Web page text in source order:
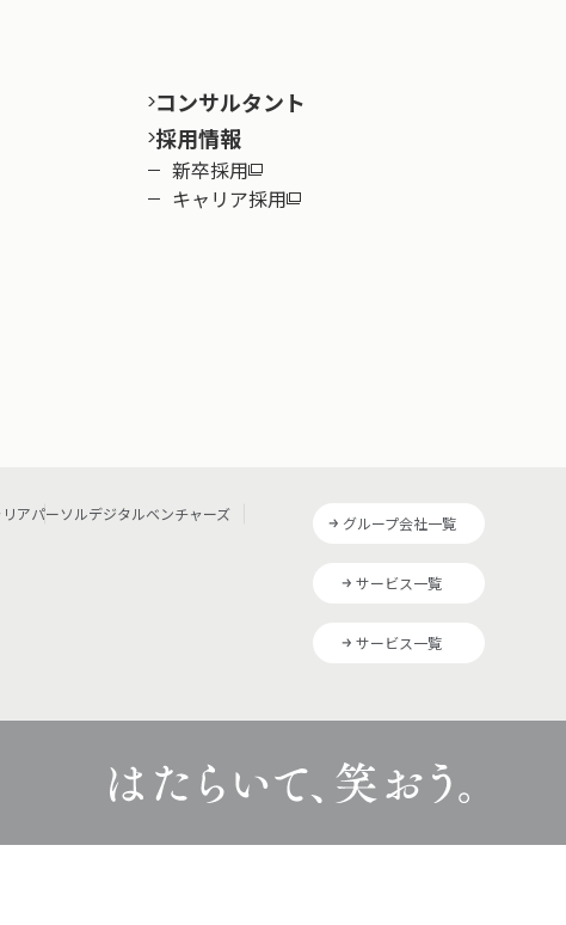
コンサルタント
採用情報
新卒採用
キャリア採用
アパーソルデジタルベンチャーズ
グループ会社一覧
サービス一覧
サービス一覧